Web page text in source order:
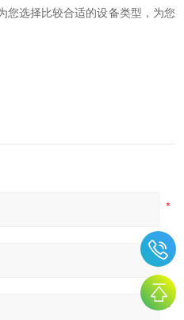
您选择比较合适的设备类型，为您